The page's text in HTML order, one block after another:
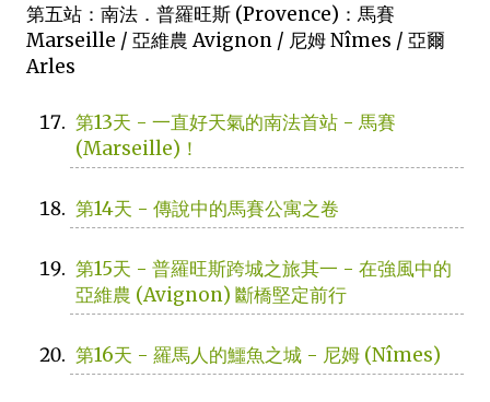
第五站：南法．普羅旺斯 (Provence)：馬賽
Marseille / 亞維農 Avignon / 尼姆 Nîmes / 亞爾
Arles
第13天 - 一直好天氣的南法首站 - 馬賽
(Marseille)！
第14天 - 傳說中的馬賽公寓之卷
第15天 - 普羅旺斯跨城之旅其一 - 在強風中的
亞維農 (Avignon) 斷橋堅定前行
第16天 - 羅馬人的鱷魚之城 - 尼姆 (Nîmes)